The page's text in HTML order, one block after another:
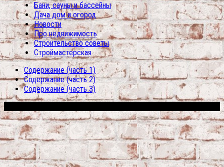
Бани, сауны и бассейны
Дача дом и огород
Новости
Про недвижимость
Строительство советы
Строймастерская
Содержание (часть 1)
Содержание (часть 2)
Содержание (часть 3)